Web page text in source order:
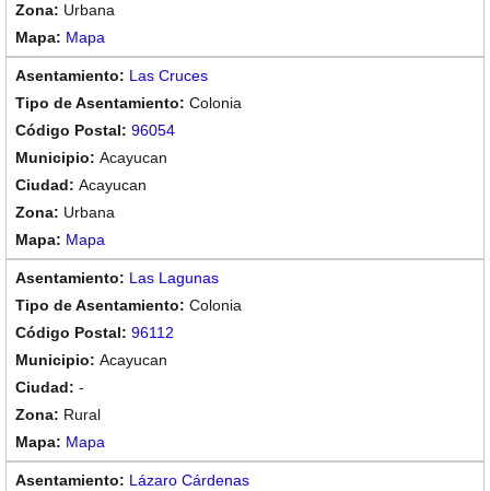
Urbana
Mapa
Las Cruces
Colonia
96054
Acayucan
Acayucan
Urbana
Mapa
Las Lagunas
Colonia
96112
Acayucan
-
Rural
Mapa
Lázaro Cárdenas